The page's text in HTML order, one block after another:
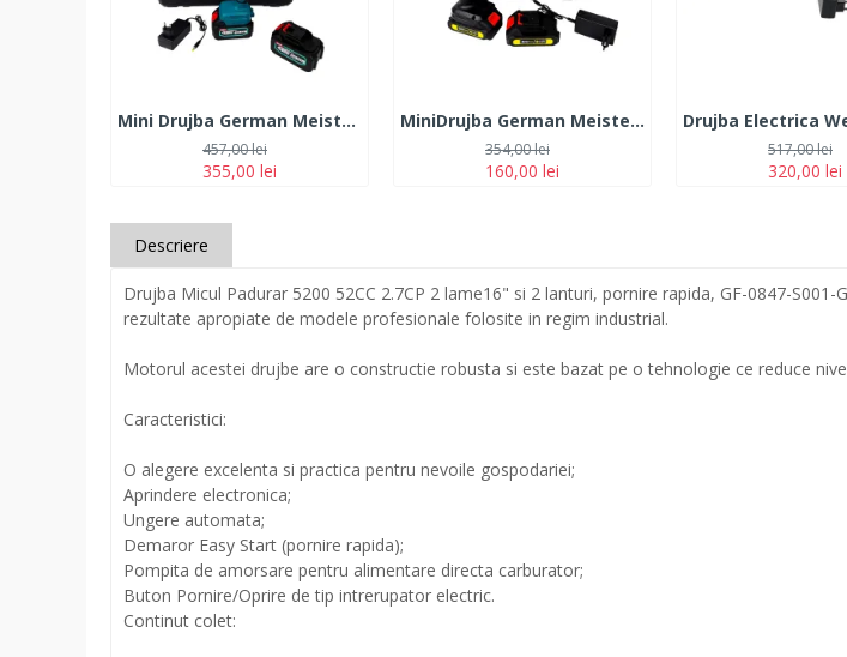
Mini Drujba German Meister 128V, 10Ah, cu 2 Acumulatori, Lama 20CM, Albastra
355,00 lei
457,00 lei
MiniDrujba German Meister, 36V, 5Ah, 2 Acumulatori, Lama 15CM, Neagra
160,00 lei
354,00 lei
320,00 lei
517,00 lei
Descriere
Drujba Micul Padurar 5200 52CC 2.7CP 2 lame16" si 2 lanturi, pornire rapida, GF-0847-
rezultate apropiate de modele profesionale folosite in regim industrial.
Motorul acestei drujbe are o constructie robusta si este bazat pe o tehnologie ce reduce
Caracteristici:
O alegere excelenta si practica pentru nevoile gospodariei;
Aprindere electronica;
Ungere automata;
Demaror Easy Start (pornire rapida);
Pompita de amorsare pentru alimentare directa carburator;
Buton Pornire/Oprire de tip intrerupator electric.
Continut colet: